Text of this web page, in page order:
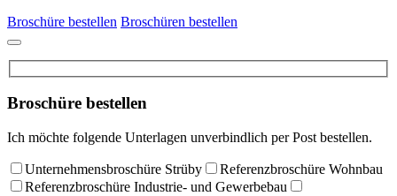
Broschüre bestellen Broschüren bestellen
Broschüre bestellen
Ich möchte folgende Unterlagen unverbindlich per Post bestellen.
Unternehmensbroschüre Strüby
Referenzbroschüre Wohnbau
Referenzbroschüre Industrie- und Gewerbebau